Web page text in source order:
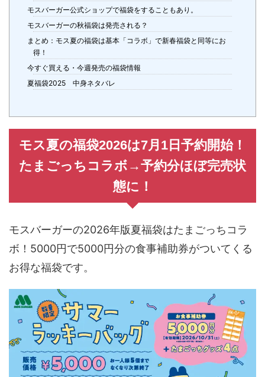
モスバーガー公式ショップで福袋をすることもあり。
モスバーガーの秋福袋は発売される？
まとめ：モス夏の福袋は基本「コラボ」で新春福袋と同等にお
得！
今すぐ買える・今週発売の福袋情報
夏福袋2025 中身ネタバレ
モス夏の福袋2026は7月1日予約開始！
たまごっちコラボ→予約分ほぼ完売状
態に！
モスバーガーの2026年版夏福袋はたまごっちコラ
ボ！5000円で5000円分の食事補助券がついてくる
お得な福袋です。